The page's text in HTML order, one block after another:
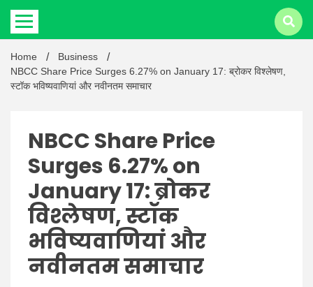
Latest
Hindi
News
Home
Business
NBCC Share Price Surges 6.27% on January 17: ब्रोकर विश्लेषण,
स्टॉक भविष्यवाणियां और नवीनतम समाचार
NBCC Share Price
Surges 6.27% on
January 17: ब्रोकर
विश्लेषण, स्टॉक
भविष्यवाणियां और
नवीनतम समाचार